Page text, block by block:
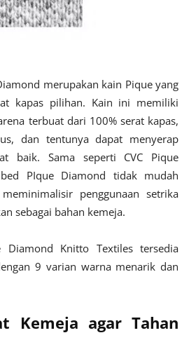
merupakan kain Pique yang
kapas pilihan. Kain ini memiliki
terbuat dari 100% serat kapas,
dan tentunya dapat menyerap
baik. Sama seperti CVC Pique
PIque Diamond tidak mudah
penggunaan setrika
sebagai bahan kemeja.
Diamond Knitto Textiles tersedia
9 varian warna menarik dan
Kemeja agar Tahan